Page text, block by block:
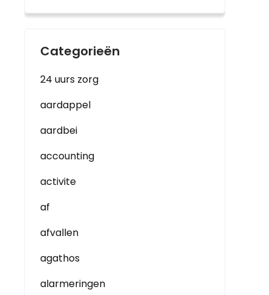
Categorieën
24 uurs zorg
aardappel
aardbei
accounting
activite
af
afvallen
agathos
alarmeringen